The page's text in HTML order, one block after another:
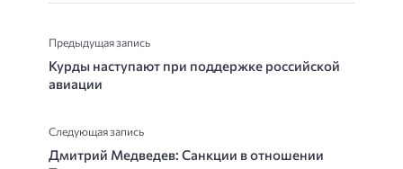
Предыдущая запись
Курды наступают при поддержке российской
авиации
Следующая запись
Дмитрий Медведев: Санкции в отношении